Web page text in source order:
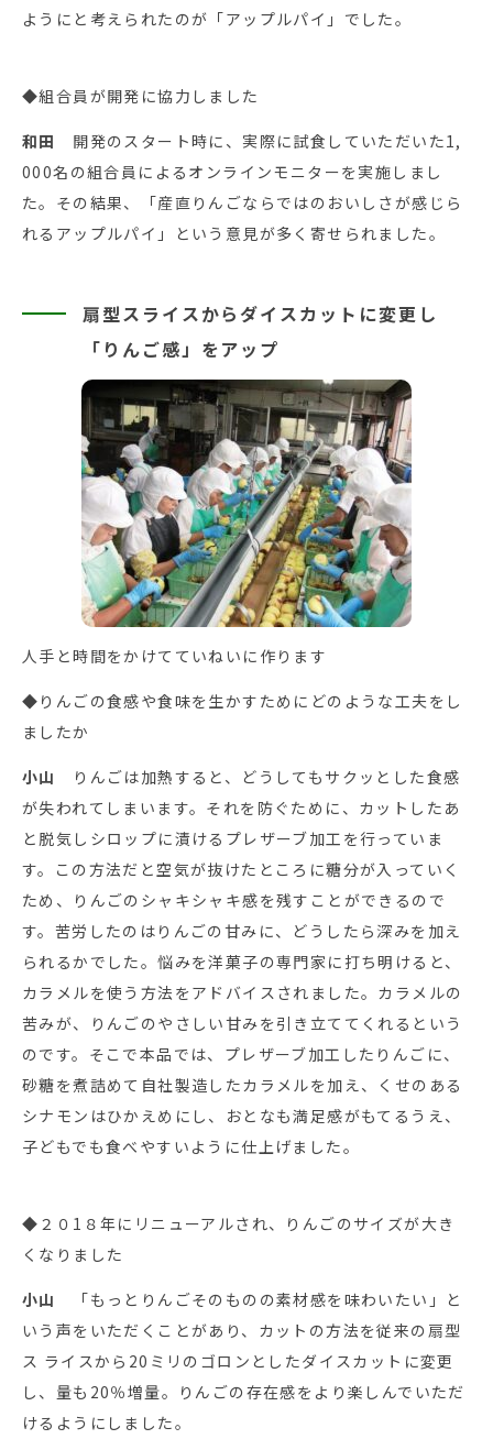
ようにと考えられたのが「アップルパイ」でした。
◆組合員が開発に協力しました
和田
開発のスタート時に、実際に試食していただいた1,
000名の組合員によるオンラインモニターを実施しまし
た。その結果、「産直りんごならではのおいしさが感じら
れるアップルパイ」という意見が多く寄せられました。
扇型スライスからダイスカットに変更し
「りんご感」をアップ
人手と時間をかけてていねいに作ります
◆りんごの食感や食味を生かすためにどのような工夫をし
ましたか
小山
りんごは加熱すると、どうしてもサクッとした食感
が失われてしまいます。それを防ぐために、カットしたあ
と脱気しシロップに漬けるプレザーブ加工を行っていま
す。この方法だと空気が抜けたところに糖分が入っていく
ため、りんごのシャキシャキ感を残すことができるので
す。苦労したのはりんごの甘みに、どうしたら深みを加え
られるかでした。悩みを洋菓子の専門家に打ち明けると、
カラメルを使う方法をアドバイスされました。カラメルの
苦みが、りんごのやさしい甘みを引き立ててくれるという
のです。そこで本品では、プレザーブ加工したりんごに、
砂糖を煮詰めて自社製造したカラメルを加え、くせのある
シナモンはひかえめにし、おとなも満足感がもてるうえ、
子どもでも食べやすいように仕上げました。
◆２０1８年にリニューアルされ、りんごのサイズが大き
くなりました
小山
「もっとりんごそのものの素材感を味わいたい」と
いう声をいただくことがあり、カットの方法を従来の扇型
ス ライスから20ミリのゴロンとしたダイスカットに変更
し、量も20％増量。りんごの存在感をより楽しんでいただ
けるようにしました。